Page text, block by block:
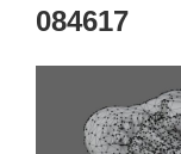
084617